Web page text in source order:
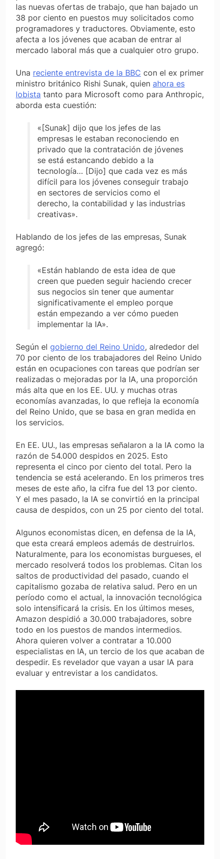
las nuevas ofertas de trabajo, que han bajado un
38 por ciento en puestos muy solicitados como
programadores y traductores. Obviamente, esto
afecta a los jóvenes que acaban de entrar al
mercado laboral más que a cualquier otro grupo.
Una reciente entrevista de la BBC con el ex primer
ministro británico Rishi Sunak, quien ahora es
lobista tanto para Microsoft como para Anthropic,
aborda esta cuestión:
«[Sunak] dijo que los jefes de las
empresas le estaban reconociendo en
privado que la contratación de jóvenes
se está estancando debido a la
tecnología… [Dijo] que cada vez es más
difícil para los jóvenes conseguir trabajo
en sectores de servicios como el
derecho, la contabilidad y las industrias
creativas».
Hablando de los jefes de las empresas, Sunak
agregó:
«Están hablando de esta idea de que
creen que pueden seguir haciendo crecer
sus negocios sin tener que aumentar
significativamente el empleo porque
están empezando a ver cómo pueden
implementar la IA».
Según el gobierno del Reino Unido, alrededor del
70 por ciento de los trabajadores del Reino Unido
están en ocupaciones con tareas que podrían ser
realizadas o mejoradas por la IA, una proporción
más alta que en los EE. UU. y muchas otras
economías avanzadas, lo que refleja la economía
del Reino Unido, que se basa en gran medida en
los servicios.
En EE. UU., las empresas señalaron a la IA como la
razón de 54.000 despidos en 2025. Esto
representa el cinco por ciento del total. Pero la
tendencia se está acelerando. En los primeros tres
meses de este año, la cifra fue del 13 por ciento.
Y el mes pasado, la IA se convirtió en la principal
causa de despidos, con un 25 por ciento del total.
Algunos economistas dicen, en defensa de la IA,
que esta creará empleos además de destruirlos.
Naturalmente, para los economistas burgueses, el
mercado resolverá todos los problemas. Citan los
saltos de productividad del pasado, cuando el
capitalismo gozaba de relativa salud. Pero en un
período como el actual, la innovación tecnológica
solo intensificará la crisis. En los últimos meses,
Amazon despidió a 30.000 trabajadores, sobre
todo en los puestos de mandos intermedios.
Ahora quieren volver a contratar a 10.000
especialistas en IA, un tercio de los que acaban de
despedir. Es revelador que vayan a usar IA para
evaluar y entrevistar a los candidatos.